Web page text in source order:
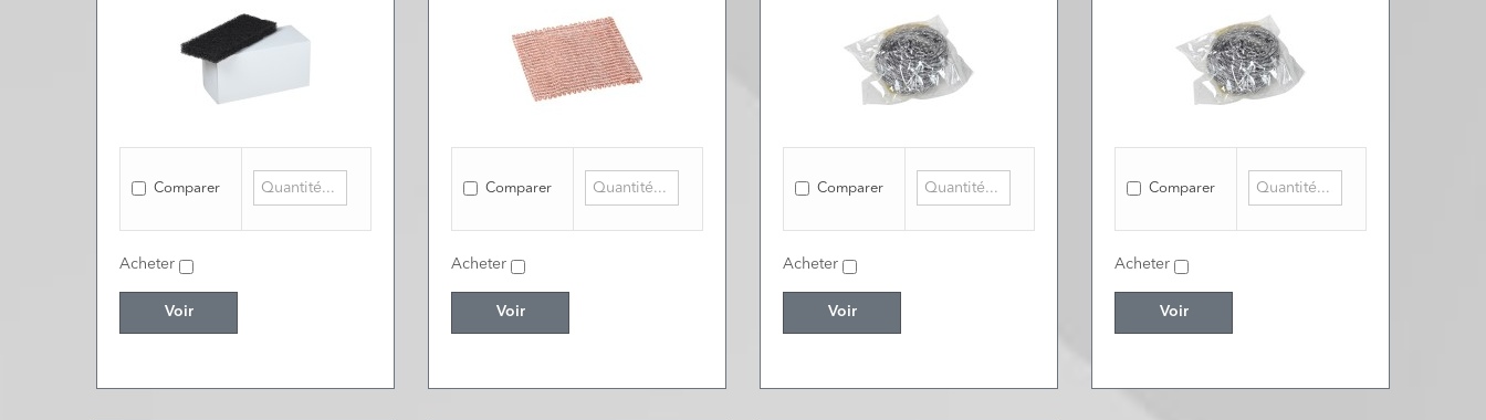
Comparer
Acheter
Voir
Comparer
Acheter
Voir
Comparer
Acheter
Voir
Comparer
Acheter
Voir